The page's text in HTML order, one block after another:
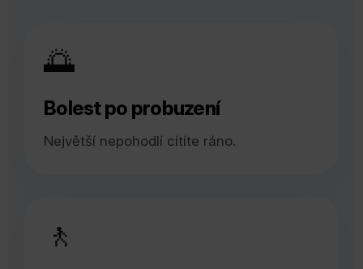
🌅
Bolest po probuzení
Největší nepohodlí cítíte ráno.
🚶